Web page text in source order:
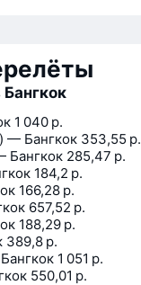
1 040 р.
— Бангкок 353,55 р.
Бангкок 285,47 р.
184,2 р.
166,28 р.
657,52 р.
188,29 р.
389,8 р.
1 051 р.
550,01 р.